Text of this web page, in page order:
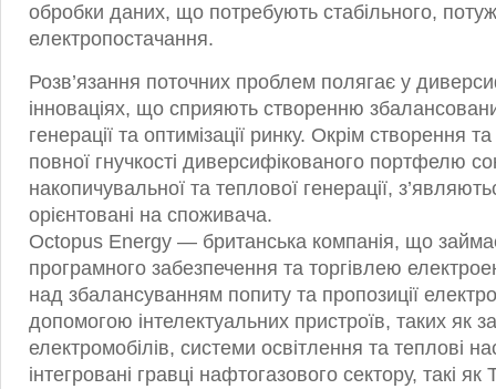
обробки даних, що потребують стабільного,
електропостачання.
Розв’язання поточних проблем полягає у
інноваціях, що сприяють створенню
генерації та оптимізації ринку. Окрім створення
повної гнучкості диверсифікованого портфелю
накопичувальної та теплової генерації,
орієнтовані на споживача.
Octopus Energy — британська компанія, що
програмного забезпечення та торгівлею
над збалансуванням попиту та пропозиції
допомогою інтелектуальних пристроїв, таких як
електромобілів, системи освітлення та теплові
інтегровані гравці нафтогазового сектору, такі